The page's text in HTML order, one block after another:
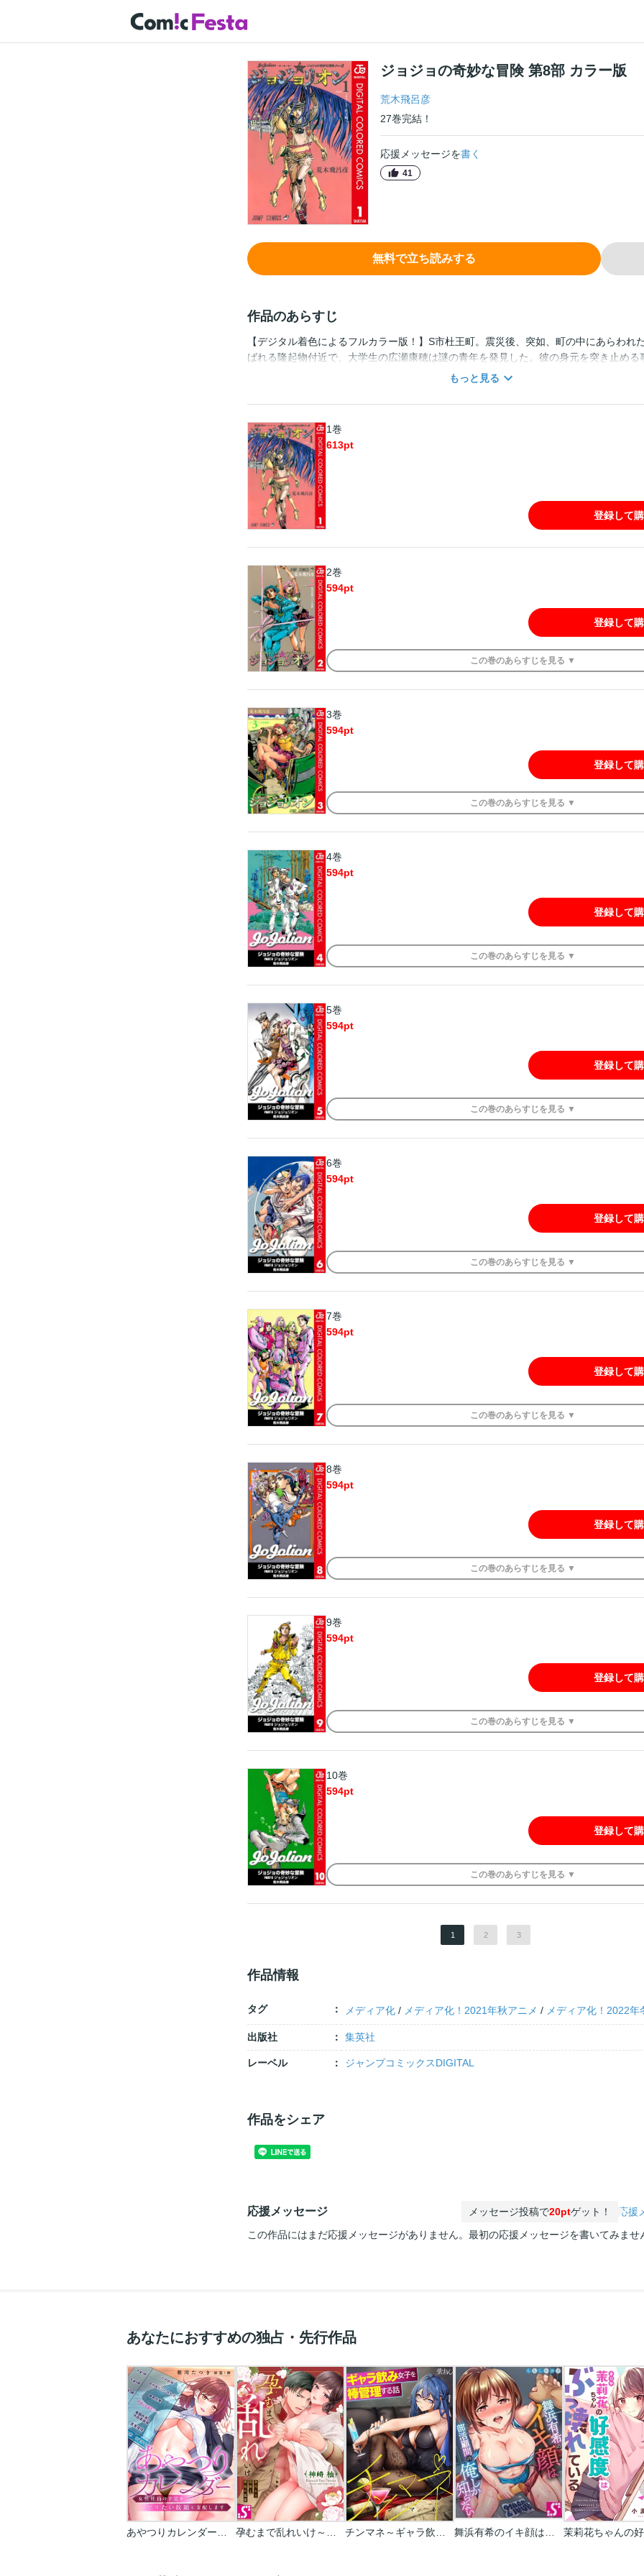
ジョジョの奇妙な冒険 第8部 カラー版
荒木飛呂彦
27巻完結！
応援メッセージを書く
41
無料で立ち読みする
作品のあらすじ
【デジタル着色によるフルカラー版！】S市杜王町。震災後、突如、町の中にあらわれ
ばれる隆起物付近で、大学生の広瀬康穂は謎の青年を発見した。彼の身元を突き止める
あったが、不可解な現象が2人の周りで起こり始め…！
もっと見る
1巻
613pt
登録して
2巻
594pt
登録して
この巻のあらすじを 見る ▼
3巻
594pt
登録して
この巻のあらすじを 見る ▼
4巻
594pt
登録して
この巻のあらすじを 見る ▼
5巻
594pt
登録して
この巻のあらすじを 見る ▼
6巻
594pt
登録して
この巻のあらすじを 見る ▼
7巻
594pt
登録して
この巻のあらすじを 見る ▼
8巻
594pt
登録して
この巻のあらすじを 見る ▼
9巻
594pt
登録して
この巻のあらすじを 見る ▼
10巻
594pt
登録して
この巻のあらすじを 見る ▼
1 2 3
作品情報
タグ メディア化 / メディア化！2021年秋アニメ / メディア化！2022年
出版社 集英社
レーベル ジャンプコミックスDIGITAL
作品をシェア
応援メッセージ メッセージ投稿で20ptゲット！
応援
この作品にはまだ応援メッセージがありません。最初の応援メッセージを書いてみませ
あなたにおすすめの独占・先行作品